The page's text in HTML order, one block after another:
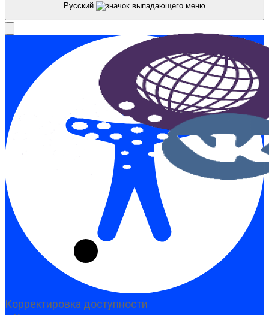
Русский
Корректировка доступности